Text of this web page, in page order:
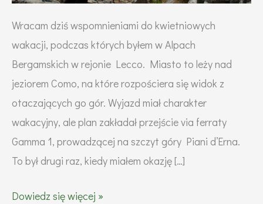
Wracam dziś wspomnieniami do kwietniowych
wakacji, podczas których byłem w Alpach
Bergamskich w rejonie Lecco. Miasto to leży nad
jeziorem Como, na które rozpościera się widok z
otaczających go gór. Wyjazd miał charakter
wakacyjny, ale plan zakładał przejście via ferraty
Gamma 1, prowadzącej na szczyt góry Piani d’Erna.
To był drugi raz, kiedy miałem okazję […]
Via
Dowiedz się więcej »